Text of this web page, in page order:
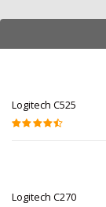
Logitech C525
Logitech C270